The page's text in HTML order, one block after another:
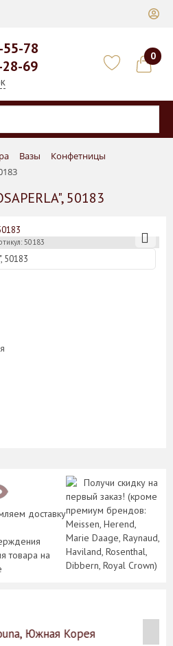
78
69
0
Вазы
Конфетницы
50183
50183
доставку
товара на
Получи скидку на
первый заказ! (кроме
премиум брендов:
Meissen, Herend,
Marie Daage, Raynaud,
Haviland, Rosenthal,
Dibbern, Royal Crown)
"Наос" Prouna, Южная